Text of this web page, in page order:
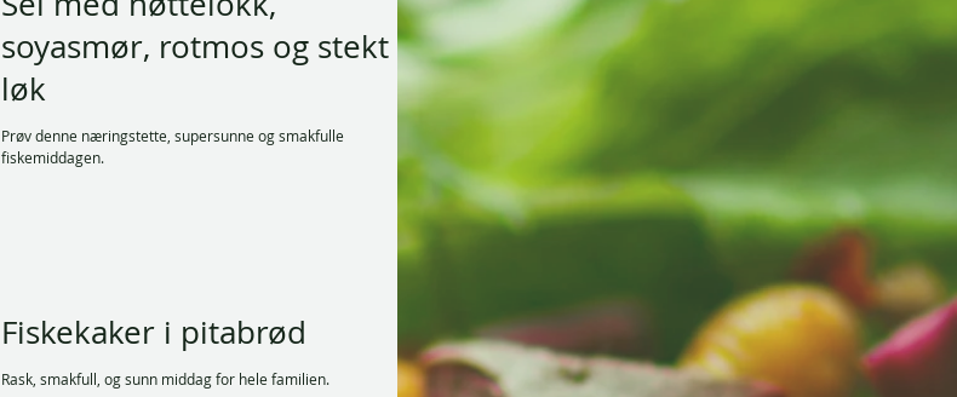
soyasmør, rotmos og stekt
løk
Prøv denne næringstette, supersunne og smakfulle
fiskemiddagen.
Fiskekaker i pitabrød
Rask, smakfull, og sunn middag for hele familien.